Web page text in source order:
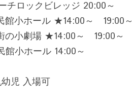
チロックビレッジ 20:00～
館小ホール ★14:00～　19:00～
の小劇場 ★14:00～　19:00～
館小ホール 14:00～
児 入場可